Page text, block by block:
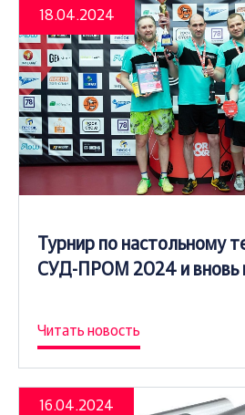
18.04.2024
Турнир по настольному
СУД-ПРОМ 2024 и вновь
Читать новость
16.04.2024